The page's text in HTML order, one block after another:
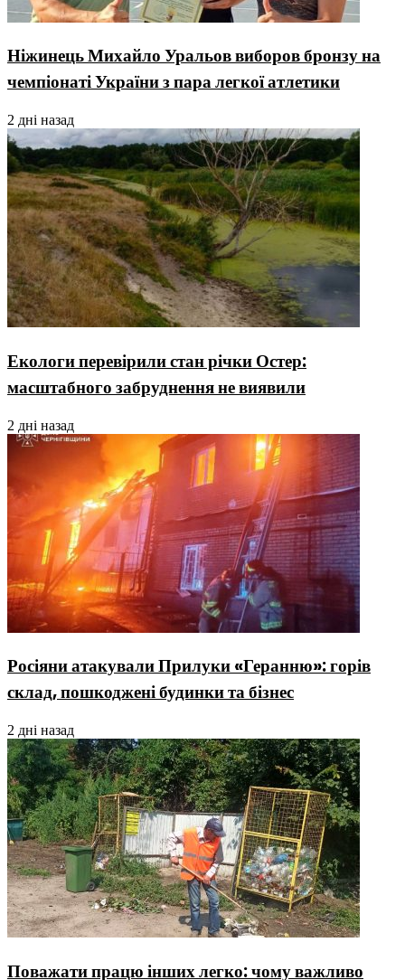
Ніжинець Михайло Уральов виборов бронзу на
чемпіонаті України з пара легкої атлетики
2 дні назад
Екологи перевірили стан річки Остер:
масштабного забруднення не виявили
2 дні назад
Росіяни атакували Прилуки «Геранню»: горів
склад, пошкоджені будинки та бізнес
2 дні назад
Поважати працю інших легко: чому важливо